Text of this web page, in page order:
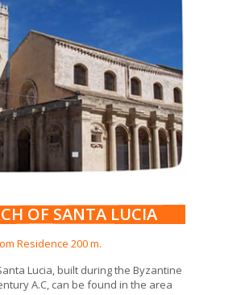
OF SANTA LUCIA
Residence 200 m.
Lucia, built during the Byzantine
A.C, can be found in the area